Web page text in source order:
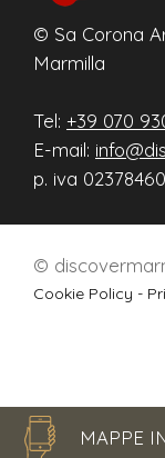
© Sa Corona
Marmilla
Tel: +39 070
E-mail:
p. iva
MAPPE
©
Cookie Policy -